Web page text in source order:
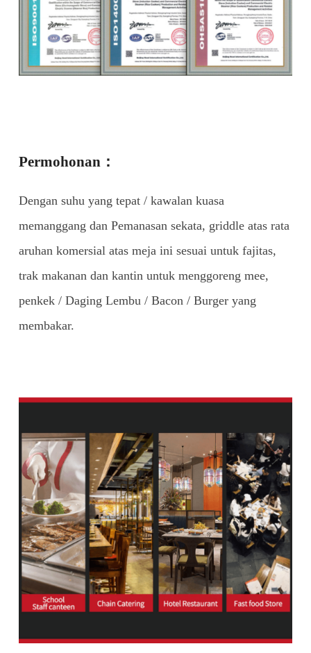
Permohonan：
Dengan suhu yang tepat / kawalan kuasa
memanggang dan Pemanasan sekata, griddle atas rata
aruhan komersial atas meja ini sesuai untuk fajitas,
trak makanan dan kantin untuk menggoreng mee,
penkek / Daging Lembu / Bacon / Burger yang
membakar.